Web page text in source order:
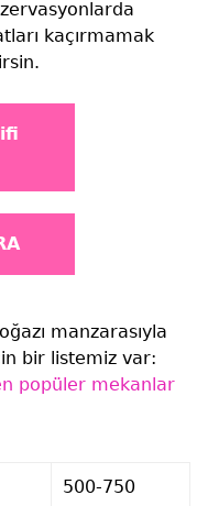
kaçırmamak
manzarasıyla
bir listemiz var:
popüler mekanlar
500-750